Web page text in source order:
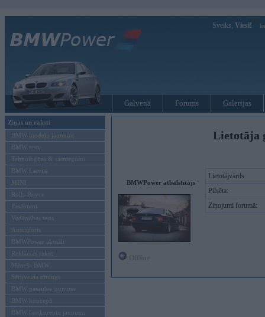
Sveiks, Viesi!
Galvenā Forums Galerijas
Ziņas un raksti
BMW modeļu jaunumi
BMW testi
Tehnoloģijas & sasniegumi
BMW Latvijā
MINI
Rolls-Royce
Pasākumi
Vadāmības tests
Autosports
BMWPower aktuāli
Reklāmas raksti
Mēneša BMW
Sērijveida tūnings
BMW pasaules jaunumi
BMW koncepti
BMW konkurentu jaunumi
Lietotāja
BMWPower atbalstītājs
Lietotājvārds:
Pilsēta:
Ziņojumi forumā: